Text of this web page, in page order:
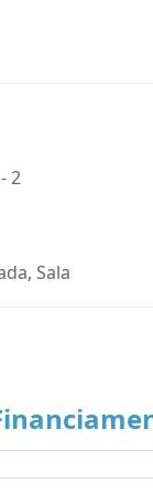
2
Sala